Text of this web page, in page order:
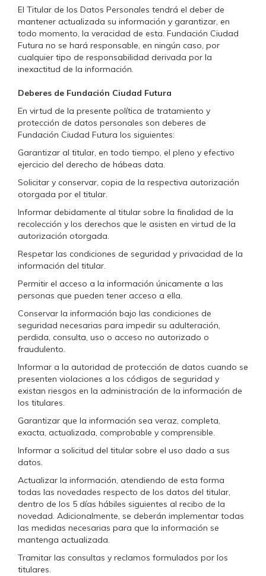
El Titular de los Datos Personales tendrá el deber de
mantener actualizada su información y garantizar, en
todo momento, la veracidad de esta. Fundación Ciudad
Futura no se hará responsable, en ningún caso, por
cualquier tipo de responsabilidad derivada por la
inexactitud de la información.
Deberes de Fundación Ciudad Futura
En virtud de la presente política de tratamiento y
protección de datos personales son deberes de
Fundación Ciudad Futura los siguientes:
Garantizar al titular, en todo tiempo, el pleno y efectivo
ejercicio del derecho de hábeas data.
Solicitar y conservar, copia de la respectiva autorización
otorgada por el titular.
Informar debidamente al titular sobre la finalidad de la
recolección y los derechos que le asisten en virtud de la
autorización otorgada.
Respetar las condiciones de seguridad y privacidad de la
información del titular.
Permitir el acceso a la información únicamente a las
personas que pueden tener acceso a ella.
Conservar la información bajo las condiciones de
seguridad necesarias para impedir su adulteración,
perdida, consulta, uso o acceso no autorizado o
fraudulento.
Informar a la autoridad de protección de datos cuando se
presenten violaciones a los códigos de seguridad y
existan riesgos en la administración de la información de
los titulares.
Garantizar que la información sea veraz, completa,
exacta, actualizada, comprobable y comprensible.
Informar a solicitud del titular sobre el uso dado a sus
datos.
Actualizar la información, atendiendo de esta forma
todas las novedades respecto de los datos del titular,
dentro de los 5 días hábiles siguientes al recibo de la
novedad. Adicionalmente, se deberán implementar todas
las medidas necesarias para que la información se
mantenga actualizada.
Tramitar las consultas y reclamos formulados por los
titulares.